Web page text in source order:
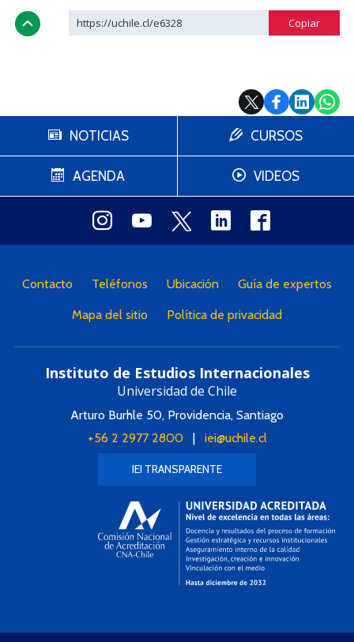
https://uchile.cl/e6328
NOTICIAS
AGENDA
CURSOS
VIDEOS
Contacto Teléfonos Ubicación Guía de expertos
Mapa del sitio Política de privacidad
Instituto de Estudios Internacionales
Universidad de Chile
Arturo Burhle 50, Providencia, Santiago
+56 2 2977 2800| iei@uchile.cl
IEI TRANSPARENTE